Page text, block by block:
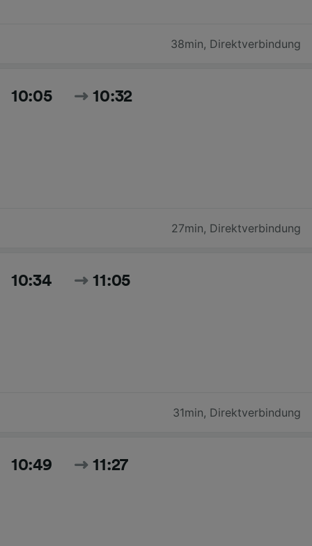
38min, Direktverbindung
10:05 10:32
27min, Direktverbindung
10:34 11:05
31min, Direktverbindung
10:49 11:27